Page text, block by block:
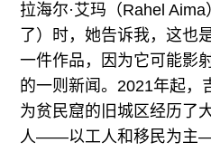
拉海尔·艾玛（Rahel
了）时，她告诉我，这也
一件作品，因为它可能影
的一则新闻。2021年起，
为贫民窟的旧城区经历了
人——以工人和移民为主